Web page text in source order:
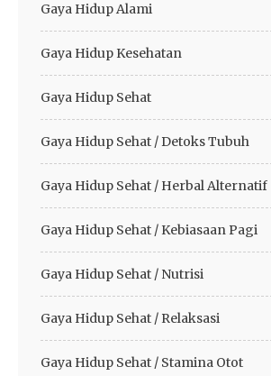
Gaya Hidup Alami
Gaya Hidup Kesehatan
Gaya Hidup Sehat
Gaya Hidup Sehat / Detoks Tubuh
Gaya Hidup Sehat / Herbal Alternatif
Gaya Hidup Sehat / Kebiasaan Pagi
Gaya Hidup Sehat / Nutrisi
Gaya Hidup Sehat / Relaksasi
Gaya Hidup Sehat / Stamina Otot